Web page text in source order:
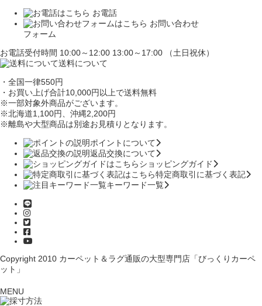
お電話
お問い合わせ
フォーム
お電話受付時間 10:00～12:00 13:00～17:00 （土日祝休）
送料について
・全国一律550円
・お買い上げ合計10,000円 以上で送料無料
※一部対象外商品がございます。
※北海道1,100円、沖縄2,200円
※離島や大型商品は別途お見積りとなります。
ポイントについて
返品交換について
ショッピングガイド
特定商取引に基づく表記
キーワード一覧
Copyright 2010 カーペット＆ラグ通販の大型専門店「びっくりカーペ
ット」
MENU